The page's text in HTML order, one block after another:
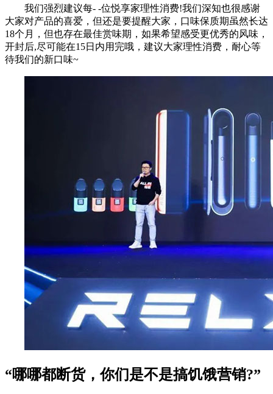
我们强烈建议每- -位悦享家理性消费!我们深知也很感谢
大家对产品的喜爱，但还是要提醒大家，口味保质期虽然长达
18个月，但也存在最佳赏味期，如果希望感受更优秀的风味，
开封后,尽可能在15日内用完哦，建议大家理性消费，耐心等
待我们的新口味~
“哪哪都断货，你们是不是搞饥饿营销?”